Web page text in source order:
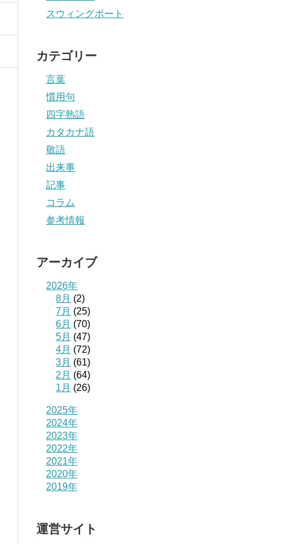
スウィングボート
カテゴリー
言葉
慣用句
四字熟語
カタカナ語
敬語
出来事
記事
コラム
参考情報
アーカイブ
2026年
8月 (2)
7月 (25)
6月 (70)
5月 (47)
4月 (72)
3月 (61)
2月 (64)
1月 (26)
2025年
2024年
2023年
2022年
2021年
2020年
2019年
運営サイト